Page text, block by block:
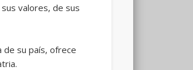
valores, de sus
de su país, ofrece